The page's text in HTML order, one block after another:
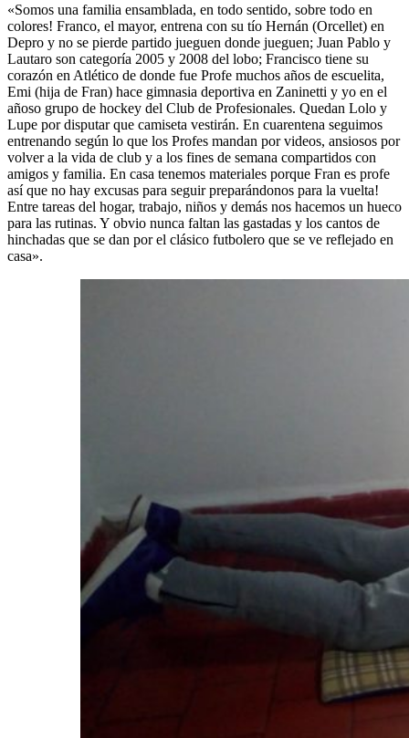
«Somos una familia ensamblada, en todo sentido, sobre todo en
colores! Franco, el mayor, entrena con su tío Hernán (Orcellet) en
Depro y no se pierde partido jueguen donde jueguen; Juan Pablo y
Lautaro son categoría 2005 y 2008 del lobo; Francisco tiene su
corazón en Atlético de donde fue Profe muchos años de escuelita,
Emi (hija de Fran) hace gimnasia deportiva en Zaninetti y yo en el
añoso grupo de hockey del Club de Profesionales. Quedan Lolo y
Lupe por disputar que camiseta vestirán. En cuarentena seguimos
entrenando según lo que los Profes mandan por videos, ansiosos por
volver a la vida de club y a los fines de semana compartidos con
amigos y familia. En casa tenemos materiales porque Fran es profe
así que no hay excusas para seguir preparándonos para la vuelta!
Entre tareas del hogar, trabajo, niños y demás nos hacemos un hueco
para las rutinas. Y obvio nunca faltan las gastadas y los cantos de
hinchadas que se dan por el clásico futbolero que se ve reflejado en
casa».